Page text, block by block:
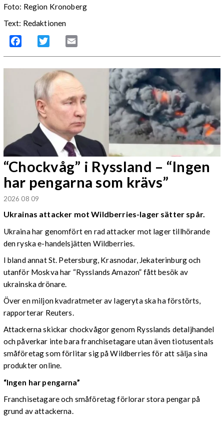
Foto: Region Kronoberg
Text: Redaktionen
Facebook Twitter
“Chockvåg” i Ryssland – “Ingen
har pengarna som krävs”
2026 08 09
Ukrainas attacker mot Wildberries-lager sätter spår.
Ukraina har genomfört en rad attacker mot lager tillhörande
den ryska e-handelsjätten Wildberries.
I bland annat St. Petersburg, Krasnodar, Jekaterinburg och
utanför Moskva har “Rysslands Amazon” fått besök av
ukrainska drönare.
Över en miljon kvadratmeter av lageryta ska ha förstörts,
rapporterar Reuters.
Attackerna skickar chockvågor genom Rysslands detaljhandel
och påverkar inte bara franchisetagare utan även tiotusentals
småföretag som förlitar sig på Wildberries för att sälja sina
produkter online.
“Ingen har pengarna”
Franchisetagare och småföretag förlorar stora pengar på
grund av attackerna.